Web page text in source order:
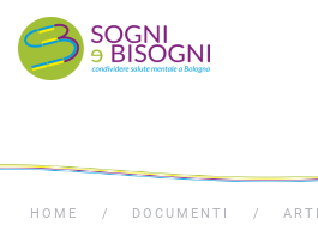
HOME DOCUMENTI